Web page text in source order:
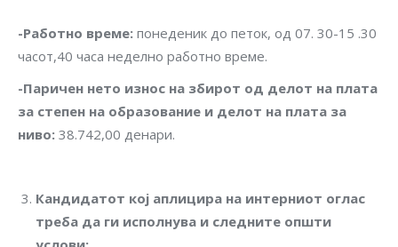
-Работно време: понеденик до петок, од 07. 30-15 .30
часот,40 часа неделно работно време.
-Паричен нето износ на збирот од делот на плата
за степен на образование и делот на плата за
ниво: 38.742,00 денари.
Кандидатот кој аплицира на интерниот оглас
треба да ги исполнува и следните општи